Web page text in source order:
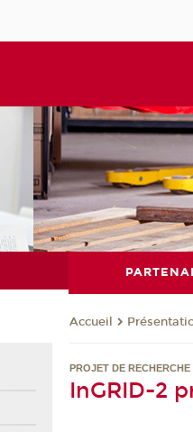
Accueil
PROJET DE RECHERCHE
InGRID-2